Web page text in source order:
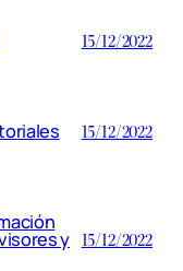
15/12/2022
15/12/2022
y 15/12/2022